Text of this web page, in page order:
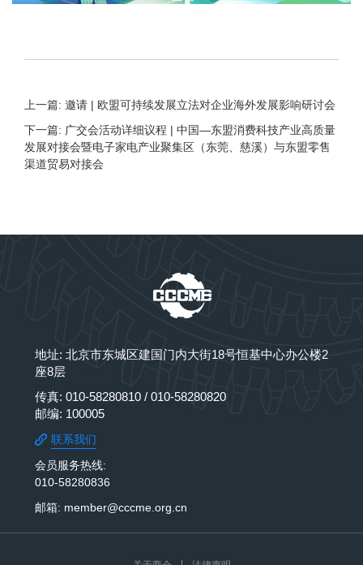
上一篇: 邀请 | 欧盟可持续发展立法对企业海外发展影响研讨会
下一篇: 广交会活动详细议程 | 中国—东盟消费科技产业高质量
发展对接会暨电子家电产业聚集区（东莞、慈溪）与东盟零售
渠道贸易对接会
地址: 北京市东城区建国门内大街18号恒基中心办公楼2
座8层
传真: 010-58280810 / 010-58280820
邮编: 100005
联系我们
会员服务热线:
010-58280836
邮箱: member@cccme.org.cn